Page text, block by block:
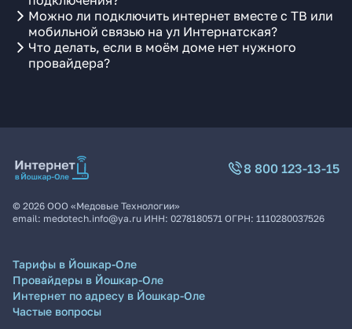
Можно ли подключить интернет вместе с ТВ или
мобильной связью на ул Интернатская?
Что делать, если в моём доме нет нужного
провайдера?
8 800 123-13-15
© 2026 ООО «Медовые Технологии»
email: medotech.info@ya.ru ИНН: 0278180571 ОГРН: 1110280037526
Тарифы в Йошкар-Оле
Провайдеры в Йошкар-Оле
Интернет по адресу в Йошкар-Оле
Частые вопросы